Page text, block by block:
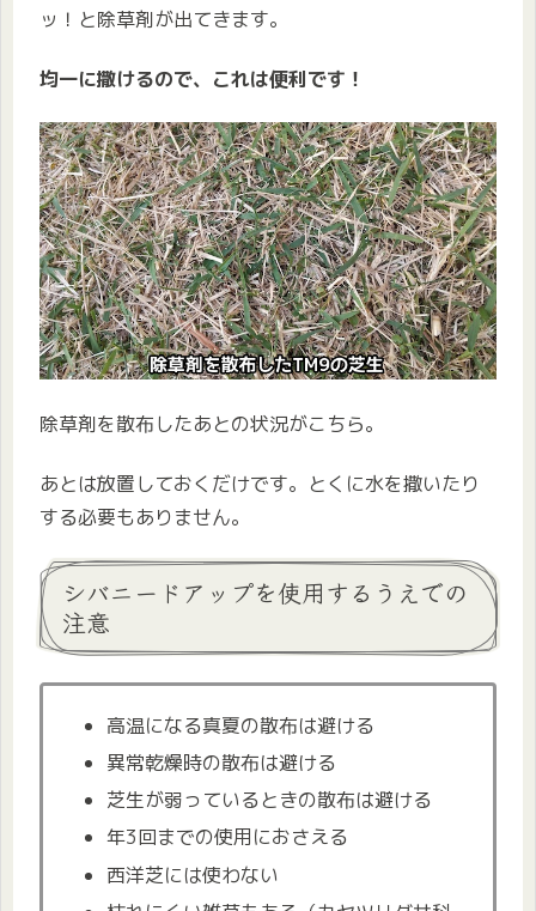
ッ！と除草剤が出てきます。
均一に撒けるので、これは便利です！
除草剤を散布したあとの状況がこちら。
あとは放置しておくだけです。とくに水を撒いたり
する必要もありません。
シバニードアップを使用するうえでの
注意
高温になる真夏の散布は避ける
異常乾燥時の散布は避ける
芝生が弱っているときの散布は避ける
年3回までの使用におさえる
西洋芝には使わない